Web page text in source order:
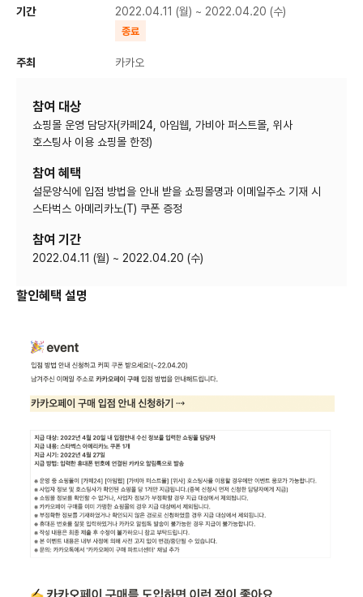
기간 2022.04.11 (월) ~ 2022.04.20 (수)
종료
주최 카카오
참여 대상
쇼핑몰 운영 담당자(카페24, 아임웹, 가비아 퍼스트몰, 위사
호스팅사 이용 쇼핑몰 한정)
참여 혜택
설문양식에 입점 방법을 안내 받을 쇼핑몰명과 이메일주소 기재 시
스타벅스 아메리카노(T) 쿠폰 증정
참여 기간
2022.04.11 (월) ~ 2022.04.20 (수)
할인혜택 설명